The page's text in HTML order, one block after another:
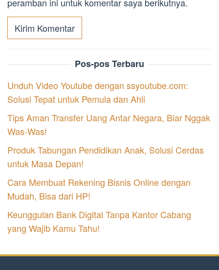
Pos-pos Terbaru
Unduh Video Youtube dengan ssyoutube.com:
Solusi Tepat untuk Pemula dan Ahli
Tips Aman Transfer Uang Antar Negara, Biar Nggak
Was-Was!
Produk Tabungan Pendidikan Anak, Solusi Cerdas
untuk Masa Depan!
Cara Membuat Rekening Bisnis Online dengan
Mudah, Bisa dari HP!
Keunggulan Bank Digital Tanpa Kantor Cabang
yang Wajib Kamu Tahu!